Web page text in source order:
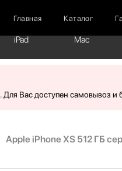
Главная Каталог
iPad Mac
Вас доступен самовывоз и
Apple iPhone XS 512 ГБ